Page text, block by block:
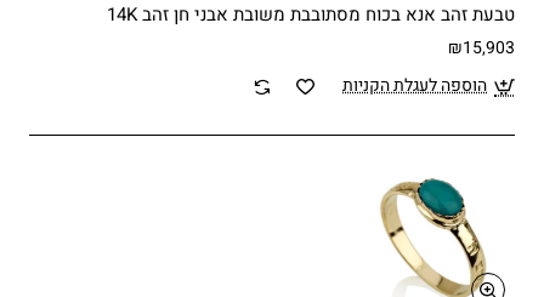
טבעת זהב אנא בכוח מסתובבת משובת אבני חן זהב 14K
₪15,903
הוספה לעגלת הקניות